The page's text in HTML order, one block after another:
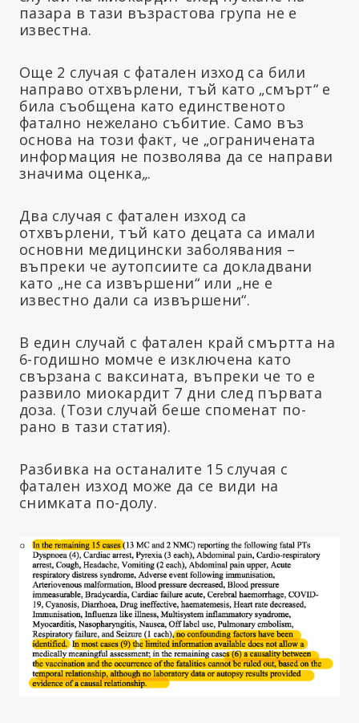
пазара в тази възрастова група не е
известна.
Още 2 случая с фатален изход са били
направо отхвърлени, тъй като „смърт“ е
била съобщена като единственото
фатално нежелано събитие. Само въз
основа на този факт, че „ограничената
информация не позволява да се направи
значима оценка„.
Два случая с фатален изход са
отхвърлени, тъй като децата са имали
основни медицински заболявания –
въпреки че аутопсиите са докладвани
като „не са извършени“ или „не е
известно дали са извършени“.
В един случай с фатален край смъртта на
6-годишно момче е изключена като
свързана с ваксината, въпреки че то е
развило миокардит 7 дни след първата
доза. (Този случай беше споменат по-
рано в тази статия).
Разбивка на останалите 15 случая с
фатален изход може да се види на
снимката по-долу.